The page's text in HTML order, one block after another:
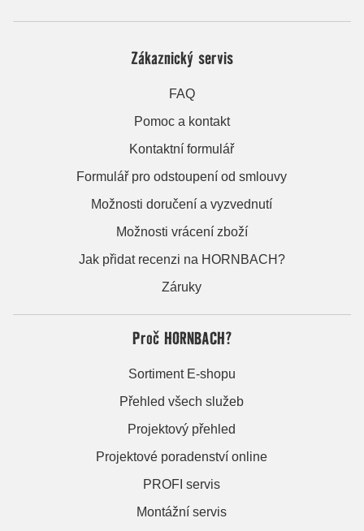
Zákaznický servis
FAQ
Pomoc a kontakt
Kontaktní formulář
Formulář pro odstoupení od smlouvy
Možnosti doručení a vyzvednutí
Možnosti vrácení zboží
Jak přidat recenzi na HORNBACH?
Záruky
Proč HORNBACH?
Sortiment E-shopu
Přehled všech služeb
Projektový přehled
Projektové poradenství online
PROFI servis
Montážní servis